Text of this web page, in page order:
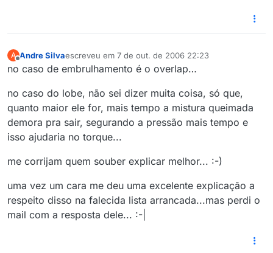
A Andre Silvaescreveu em 7 de out. de 2006 22:23
última edição por
no caso de embrulhamento é o overlap…
no caso do lobe, não sei dizer muita coisa, só que,
quanto maior ele for, mais tempo a mistura queimada
demora pra sair, segurando a pressão mais tempo e
isso ajudaria no torque...
me corrijam quem souber explicar melhor... :-)
uma vez um cara me deu uma excelente explicação a
respeito disso na falecida lista arrancada...mas perdi o
mail com a resposta dele... :-|